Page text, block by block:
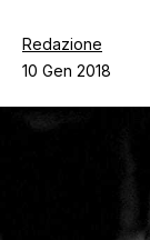
Chi siamo
Contatti
Redazione
10 Gen 2018